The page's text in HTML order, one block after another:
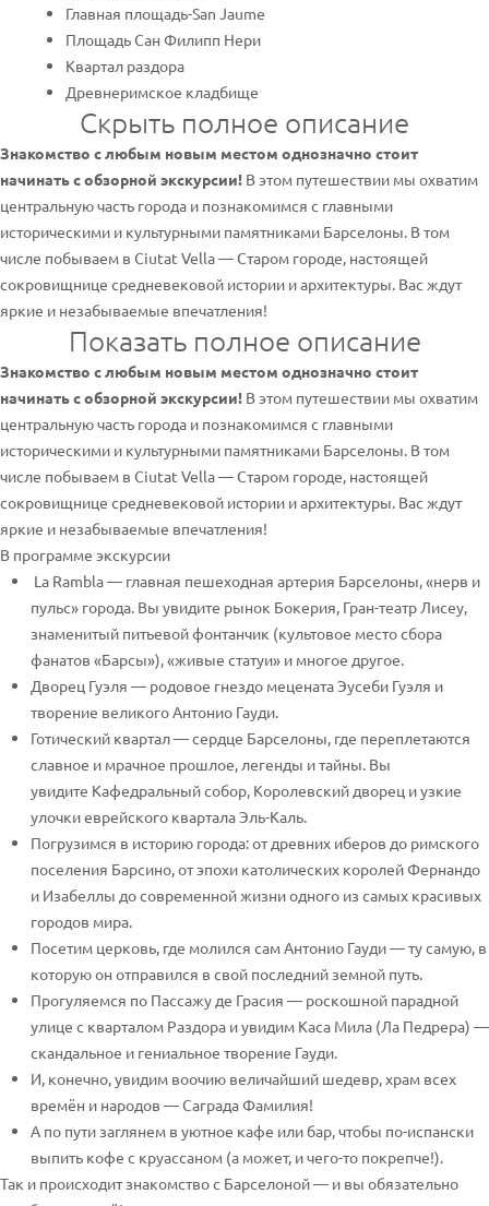
Главная площадь-San Jaume
Площадь Сан Филипп Нери
Квартал раздора
Древнеримское кладбище
Скрыть полное описание
Знакомство с любым новым местом однозначно стоит
начинать с обзорной экскурсии! В этом путешествии мы охватим
центральную часть города и познакомимся с главными
историческими и культурными памятниками Барселоны. В том
числе побываем в Ciutat Vella — Старом городе, настоящей
сокровищнице средневековой истории и архитектуры. Вас ждут
яркие и незабываемые впечатления!
Показать полное описание
Знакомство с любым новым местом однозначно стоит
начинать с обзорной экскурсии! В этом путешествии мы охватим
центральную часть города и познакомимся с главными
историческими и культурными памятниками Барселоны. В том
числе побываем в Ciutat Vella — Старом городе, настоящей
сокровищнице средневековой истории и архитектуры. Вас ждут
яркие и незабываемые впечатления!
В программе экскурсии
La Rambla — главная пешеходная артерия Барселоны, «нерв и
пульс» города. Вы увидите рынок Бокерия, Гран-театр Лисеу,
знаменитый питьевой фонтанчик (культовое место сбора
фанатов «Барсы»), «живые статуи» и многое другое.
Дворец Гуэля — родовое гнездо мецената Эусеби Гуэля и
творение великого Антонио Гауди.
Готический квартал — сердце Барселоны, где переплетаются
славное и мрачное прошлое, легенды и тайны. Вы
увидите Кафедральный собор, Королевский дворец и узкие
улочки еврейского квартала Эль-Каль.
Погрузимся в историю города: от древних иберов до римского
поселения Барсино, от эпохи католических королей Фернандо
и Изабеллы до современной жизни одного из самых красивых
городов мира.
Посетим церковь, где молился сам Антонио Гауди — ту самую, в
которую он отправился в свой последний земной путь.
Прогуляемся по Пассажу де Грасия — роскошной парадной
улице с кварталом Раздора и увидим Каса Мила (Ла Педрера) —
скандальное и гениальное творение Гауди.
И, конечно, увидим воочию величайший шедевр, храм всех
времён и народов — Саграда Фамилия!
А по пути заглянем в уютное кафе или бар, чтобы по-испански
выпить кофе с круассаном (а может, и чего-то покрепче!).
Так и происходит знакомство с Барселоной — и вы обязательно